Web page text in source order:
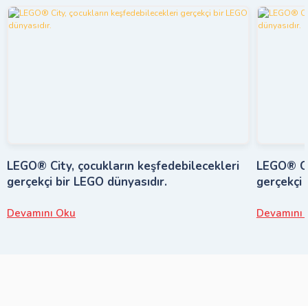
LEGO® City, çocukların keşfedebilecekleri
gerçekçi bir LEGO dünyasıdır.
Devamını Oku
LEGO®
gerçekçi
Devamını